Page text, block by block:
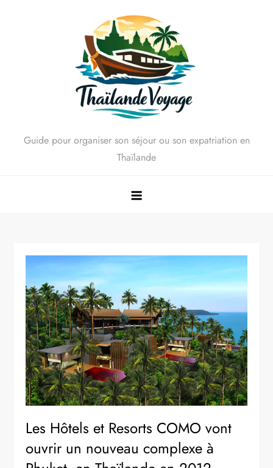
Guide pour organiser son séjour ou son expatriation en
Thaïlande
Les Hôtels et Resorts COMO vont
ouvrir un nouveau complexe à